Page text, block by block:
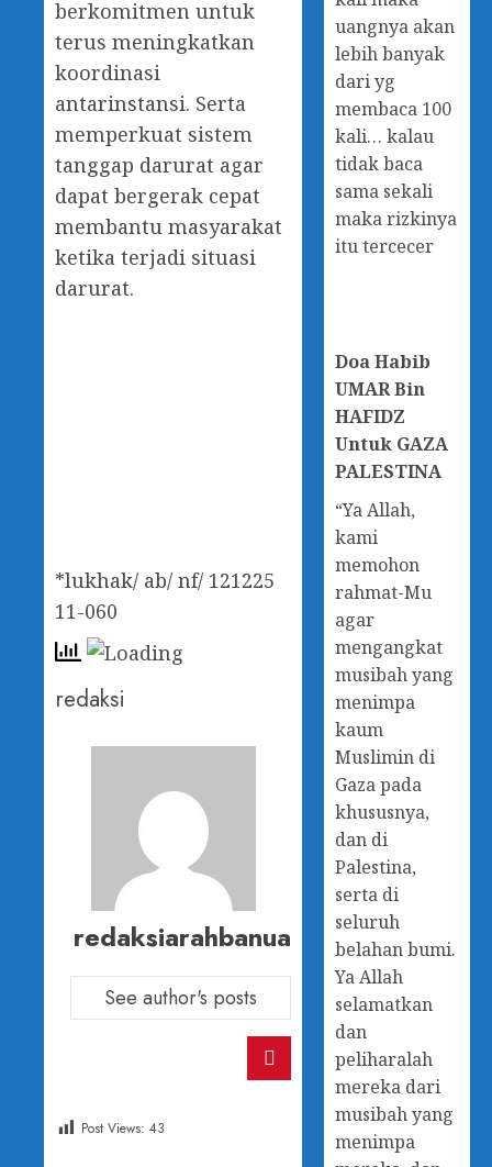
berkomitmen untuk
terus meningkatkan
koordinasi
antarinstansi. Serta
memperkuat sistem
tanggap darurat agar
dapat bergerak cepat
membantu masyarakat
ketika terjadi situasi
darurat.
*lukhak/ ab/ nf/ 121225
11-060
redaksi
redaksiarahbanua
See author's posts
Post Views: 43
uangnya akan
lebih banyak
dari yg
membaca 100
kali… kalau
tidak baca
sama sekali
maka rizkinya
itu tercecer
DoaHabib
UMAR Bin
HAFIDZ
Untuk GAZA
PALESTINA
“Ya Allah,
kami
memohon
rahmat-Mu
agar
mengangkat
musibah yang
menimpa
kaum
Muslimin di
Gaza pada
khususnya,
dan di
Palestina,
serta di
seluruh
belahan bumi.
Ya Allah
selamatkan
dan
peliharalah
mereka dari
musibah yang
menimpa